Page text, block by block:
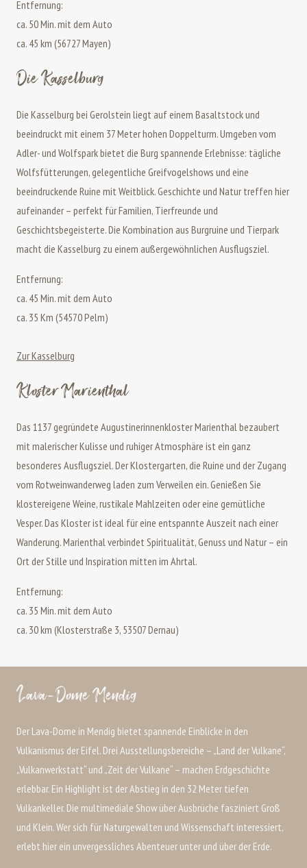
Entfernung:
ca. 50 Min. mit dem Auto
ca. 45 km (56727 Mayen)
Die Kasselburg
Die Kasselburg bei Gerolstein liegt auf einem Basaltstock und
beeindruckt mit einem 37 Meter hohen Doppelturm. Umgeben vom
Adler- und Wolfspark bietet die Burg spannende Erlebnisse: tägliche
Wolfsfütterungen, gelegentliche Greifvogelshows und eine
beeindruckende Ruine mit Weitblick. Geschichte und Natur treffen hier
aufeinander – perfekt für Familien, Tierfreunde und
Geschichtsbegeisterte. Die Kombination aus Burgruine und Tierpark
macht die Kasselburg zu einem außergewöhnlichen Ausflugsziel.
Entfernung:
ca. 45 Min. mit dem Auto
ca. 35 Km (54570 Pelm)
Zur Kasselburg
Kloster Marienthal
Das 1137 gegründete Augustinerinnenkloster Marienthal bezaubert
mit malerischer Kulisse und ruhiger Atmosphäre ist ein ganz
besonderes Ausflugsziel. Der Klostergarten, die Ruine und der Zugang
vom Rotweinwanderweg laden zum Verweilen ein. Genießen Sie
klostereigene Weine, rustikale Mahlzeiten oder eine gemütliche
Vesper. Das Kloster ist ideal für eine entspannte Auszeit nach einer
Wanderung. Marienthal verbindet Spiritualität, Genuss und Natur – ein
Ort der Stille und Inspiration mitten im Ahrtal.
Entfernung:
ca. 35 Min. mit dem Auto
ca. 30 km (Klosterstraße 3, 53507 Dernau)
Lava-Dome Mendig
Der Lava-Dome in Mendig bietet spannende Einblicke in den
Vulkanismus der Eifel. Drei Ausstellungsbereiche – „Land der Vulkane“,
„Vulkanwerkstatt“ und „Zeit der Vulkane“ – machen Erdgeschichte
erlebbar. Ein Highlight ist der Abstieg in den 32 Meter tiefen
Vulkankeller. Die multimediale Show über Ausbrüche fasziniert Groß
und Klein. Wer sich für Naturgewalten und Wissenschaft interessiert,
erlebt hier ein unvergessliches Abenteuer unter und über der Erde.